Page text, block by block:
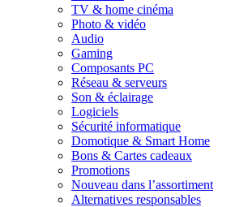
TV & home cinéma
Photo & vidéo
Audio
Gaming
Composants PC
Réseau & serveurs
Son & éclairage
Logiciels
Sécurité informatique
Domotique & Smart Home
Bons & Cartes cadeaux
Promotions
Nouveau dans l’assortiment
Alternatives responsables